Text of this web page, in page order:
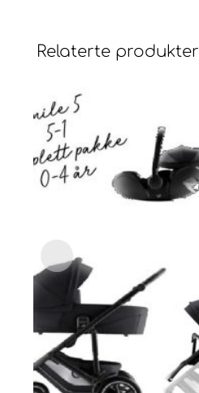
Relaterte produkter